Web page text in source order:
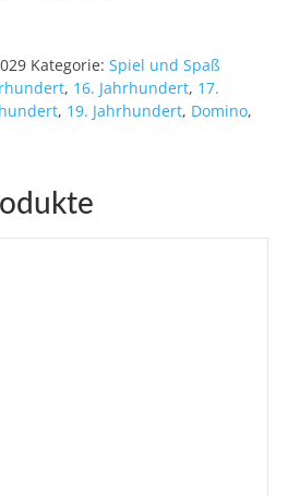
Kategorie: Spiel und Spaß
, 16. Jahrhundert, 17.
, 19. Jahrhundert, Domino,